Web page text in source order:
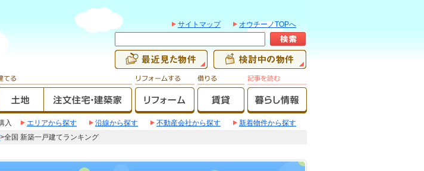
サイトマップ オウチーノTOPへ
入 エリアから探す 沿線から探す 不動産会社から探す
新着物件から探す
>全国 新築一戸建てランキング